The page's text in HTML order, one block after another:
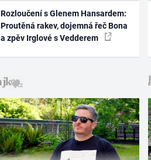
Rozloučení s Glenem Hansardem:
Proutěná rakev, dojemná řeč Bona
a zpěv Irglové s Vedderem